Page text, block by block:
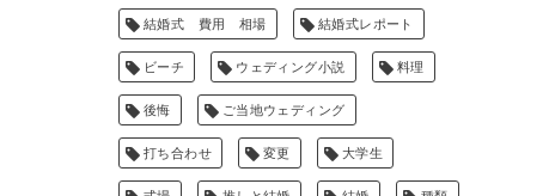
結婚式 費用 相場 結婚式レポート
ビーチ ウェディング小説 料理
後悔 ご当地ウェディング
打ち合わせ 変更 大学生